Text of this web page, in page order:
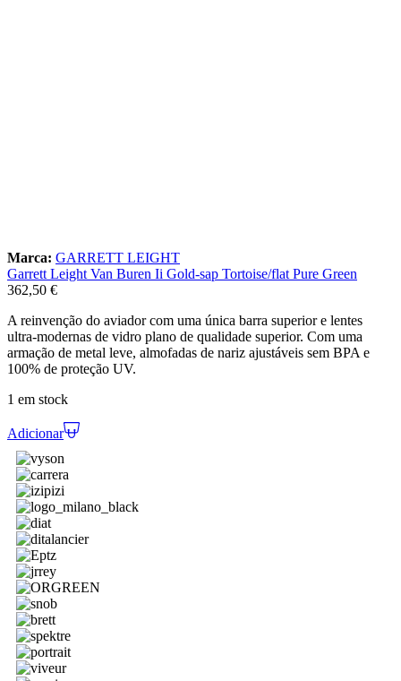
Marca: GARRETT LEIGHT
Garrett Leight Van Buren Ii Gold-sap Tortoise/flat Pure Green
362,50 €
A reinvenção do aviador com uma única barra superior e lentes
ultra-modernas de vidro plano de qualidade superior. Com uma
armação de metal leve, almofadas de nariz ajustáveis sem BPA e
100% de proteção UV.
1 em stock
Adicionar